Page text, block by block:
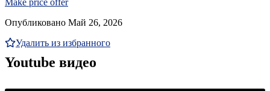
Make price offer
Опубликовано Май 26, 2026
Удалить из избранного
Youtube видео